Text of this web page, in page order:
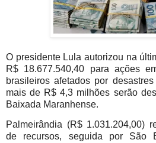
O presidente Lula autorizou na
R$ 18.677.540,40 para ações
brasileiros afetados por
mais de R$ 4,3 milhões serão
Baixada Maranhense.
Palmeirândia (R$ 1.031.204,00)
de recursos, seguida por São